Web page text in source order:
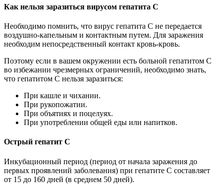
Как нельзя заразиться вирусом гепатита С
Необходимо помнить, что вирус гепатита С не передается
воздушно-капельным и контактным путем. Для заражения
необходим непосредственный контакт кровь-кровь.
Поэтому если в вашем окружении есть больной гепатитом С
во избежании чрезмерных ограничений, необходимо знать,
что гепатитом С нельзя заразиться:
При кашле и чихании.
При рукопожатии.
При объятиях и поцелуях.
При употреблении общей еды или напитков.
Острый гепатит С
Инкубационный период (период от начала заражения до
первых проявлений заболевания) при гепатите С составляет
от 15 до 160 дней (в среднем 50 дней).